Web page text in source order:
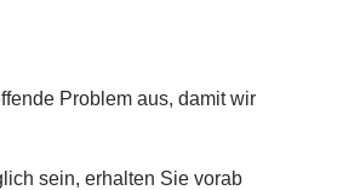
Problem aus, damit wir
sein, erhalten Sie vorab